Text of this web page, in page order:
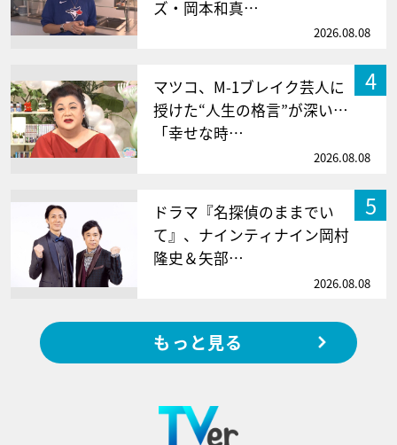
ズ・岡本和真…
2026.08.08
4
マツコ、M-1ブレイク芸人に
授けた“人生の格言”が深い…
「幸せな時…
2026.08.08
5
ドラマ『名探偵のままでい
て』、ナインティナイン岡村
隆史＆矢部…
2026.08.08
もっと見る